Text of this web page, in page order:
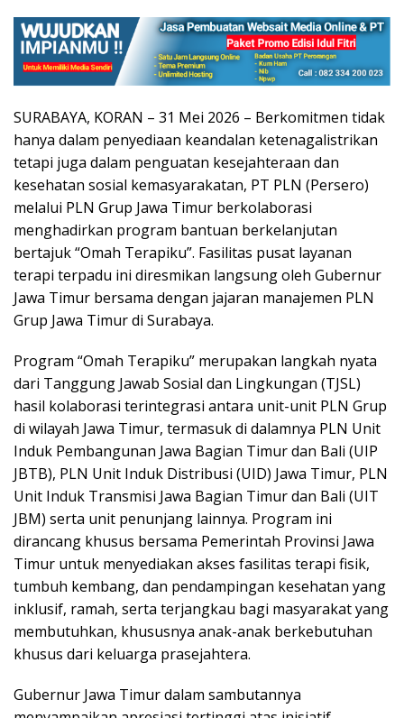
SURABAYA, KORAN – 31 Mei 2026 – Berkomitmen tidak
hanya dalam penyediaan keandalan ketenagalistrikan
tetapi juga dalam penguatan kesejahteraan dan
kesehatan sosial kemasyarakatan, PT PLN (Persero)
melalui PLN Grup Jawa Timur berkolaborasi
menghadirkan program bantuan berkelanjutan
bertajuk “Omah Terapiku”. Fasilitas pusat layanan
terapi terpadu ini diresmikan langsung oleh Gubernur
Jawa Timur bersama dengan jajaran manajemen PLN
Grup Jawa Timur di Surabaya.
Program “Omah Terapiku” merupakan langkah nyata
dari Tanggung Jawab Sosial dan Lingkungan (TJSL)
hasil kolaborasi terintegrasi antara unit-unit PLN Grup
di wilayah Jawa Timur, termasuk di dalamnya PLN Unit
Induk Pembangunan Jawa Bagian Timur dan Bali (UIP
JBTB), PLN Unit Induk Distribusi (UID) Jawa Timur, PLN
Unit Induk Transmisi Jawa Bagian Timur dan Bali (UIT
JBM) serta unit penunjang lainnya. Program ini
dirancang khusus bersama Pemerintah Provinsi Jawa
Timur untuk menyediakan akses fasilitas terapi fisik,
tumbuh kembang, dan pendampingan kesehatan yang
inklusif, ramah, serta terjangkau bagi masyarakat yang
membutuhkan, khususnya anak-anak berkebutuhan
khusus dari keluarga prasejahtera.
Gubernur Jawa Timur dalam sambutannya